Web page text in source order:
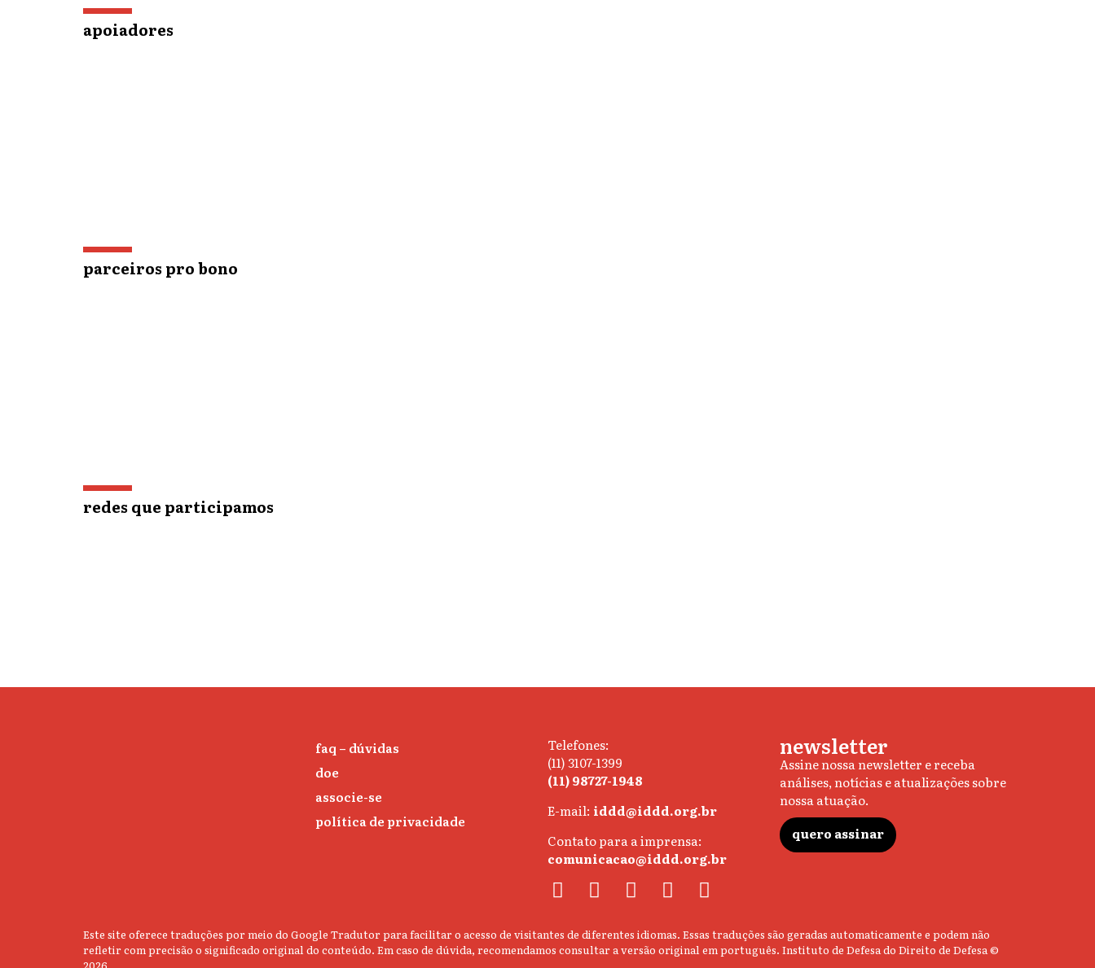
apoiadores
parceiros pro bono
redes que participamos
faq – dúvidas
doe
associe-se
política de privacidade
Telefones:
(11) 3107-1399
(11) 98727-1948
E-mail: iddd@iddd.org.br
Contato para a imprensa:
comunicacao@iddd.org.br
newsletter
Assine nossa newsletter e receba
análises, notícias e atualizações sobre
nossa atuação.
quero assinar
Este site oferece traduções por meio do Google Tradutor para facilitar o acesso de visitantes de diferentes idiomas. Essas traduções são geradas automaticamente e podem não
refletir com precisão o significado original do conteúdo. Em caso de dúvida, recomendamos consultar a versão original em português. Instituto de Defesa do Direito de Defesa ©